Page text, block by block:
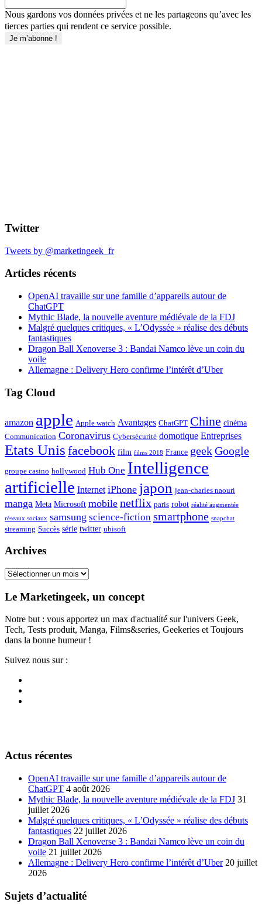
Nous gardons vos données privées et ne les partageons qu’avec les
tierces parties qui rendent ce service possible.
Twitter
Tweets by @marketingeek_fr
Articles récents
OpenAI travaille sur une famille d’appareils autour de
ChatGPT
Mythic Blade, la nouvelle aventure médiévale de la FDJ
Malgré quelques critiques, « L’Odyssée » réalise des débuts
fantastiques
Dragon Ball Xenoverse 3 : Bandai Namco lève un coin du
voile
Allemagne : Delivery Hero confirme l’intérêt d’Uber
Tag Cloud
amazon apple Apple watch Avantages ChatGPT Chine cinéma
Communication Coronavirus Cybersécurité domotique Entreprises
Etats Unis facebook film films 2018 France geekGoogle
groupe casino hollywood Hub One Intelligence
artificielle Internet iPhone japon jean-charles naouri
manga Meta Microsoft mobile netflix paris robot réalité augmentée
réseaux sociaux samsung science-fiction smartphone snapchat
streaming Succès série twitter ubisoft
Archives
Archives
Le Marketingeek, un concept
Notre but : vous apportez un max d'actualité sur l'univers Geek,
Tech, Tests produit, Manga, Films&series, Geekeries et Toujours
dans la bonne humeur !
Suivez nous sur :
Actus récentes
OpenAI travaille sur une famille d’appareils autour de
ChatGPT 4 août 2026
Mythic Blade, la nouvelle aventure médiévale de la FDJ 31
juillet 2026
Malgré quelques critiques, « L’Odyssée » réalise des débuts
fantastiques 22 juillet 2026
Dragon Ball Xenoverse 3 : Bandai Namco lève un coin du
voile 21 juillet 2026
Allemagne : Delivery Hero confirme l’intérêt d’Uber 20 juillet
2026
Sujets d’actualité